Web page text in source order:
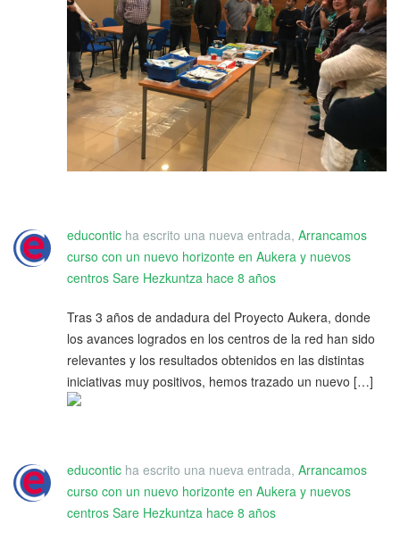
educontic ha escrito una nueva entrada, Arrancamos
curso con un nuevo horizonte en Aukera y nuevos
centros Sare Hezkuntza hace 8 años
Tras 3 años de andadura del Proyecto Aukera, donde
los avances logrados en los centros de la red han sido
relevantes y los resultados obtenidos en las distintas
iniciativas muy positivos, hemos trazado un nuevo […]
educontic ha escrito una nueva entrada, Arrancamos
curso con un nuevo horizonte en Aukera y nuevos
centros Sare Hezkuntza hace 8 años